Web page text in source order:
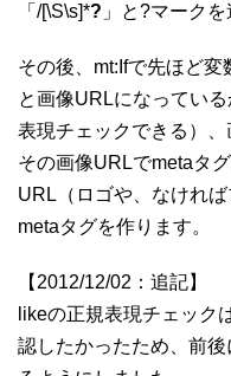
「/[\S\s]*? 」と?マークを
その後、mt:Ifで先ほど
と画像URLになってい
表現チェックできる）
その画像URLでmetaタ
URL（ロゴや、なけれ
metaタグを作ります。
【2012/12/02：追記】
likeの正規表現チェック
認したかったため、前